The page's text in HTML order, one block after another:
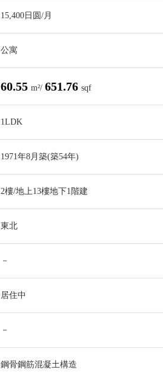
15,400日圆/月
公寓
60.55 m²/ 651.76 sqf
1LDK
1971年8月築(築54年)
2樓/地上13樓地下1階建
東北
－
居住中
－
鋼骨鋼筋混凝土構造